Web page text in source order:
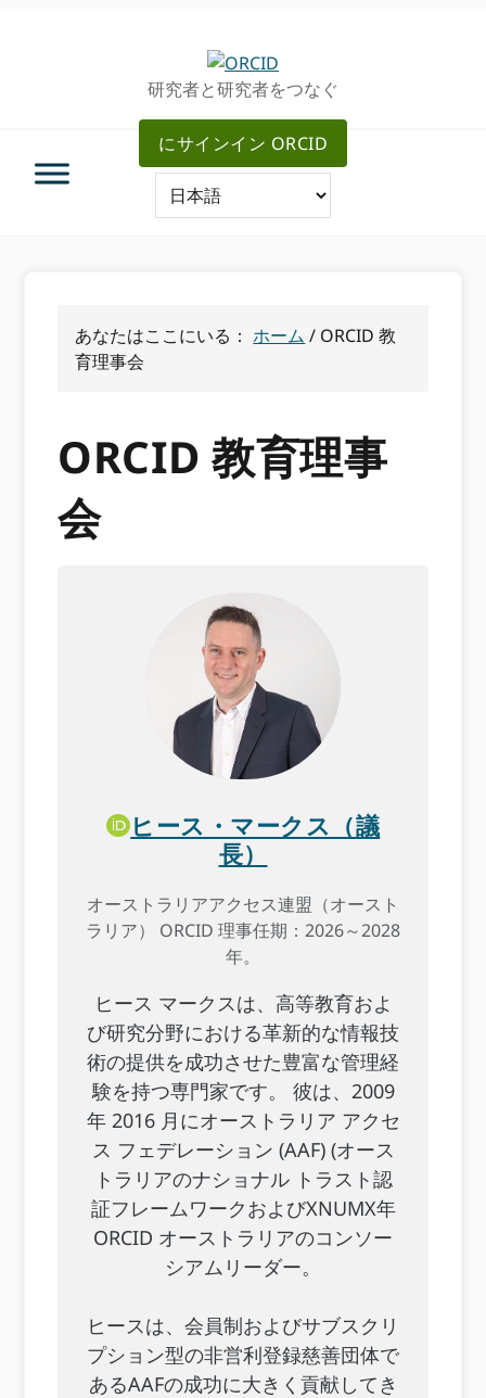
研究者と研究者をつなぐ
にサインイン ORCID
あなたはここにいる：ホーム / ORCID 教
育理事会
ORCID 教育理事
会
ヒース・マークス（議
長）
オーストラリアアクセス連盟（オースト
ラリア） ORCID 理事任期：2026～2028
年。
ヒース マークスは、高等教育およ
び研究分野における革新的な情報技
術の提供を成功させた豊富な管理経
験を持つ専門家です。 彼は、2009
年 2016 月にオーストラリア アクセ
ス フェデレーション (AAF) (オース
トラリアのナショナル トラスト認
証フレームワークおよびXNUMX年
ORCID オーストラリアのコンソー
シアムリーダー。
ヒースは、会員制およびサブスクリ
プション型の非営利登録慈善団体で
あるAAFの成功に大きく貢献してき